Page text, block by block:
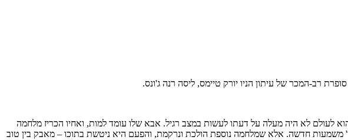
רב-המכר של עיתון הניו יורק טיימס, ליסה רנה ג'ונס.
לעולם לא היה מעלה על דעתו לעשות במצב רגיל. אבא שלו עומד למות, ואחיו הכריז מלחמה
משמעות חדשה. אלא שמלחמה נוספת הולכת ונרקמת, והפעם היא ניטשת בתוכו – מאבק בין טוב